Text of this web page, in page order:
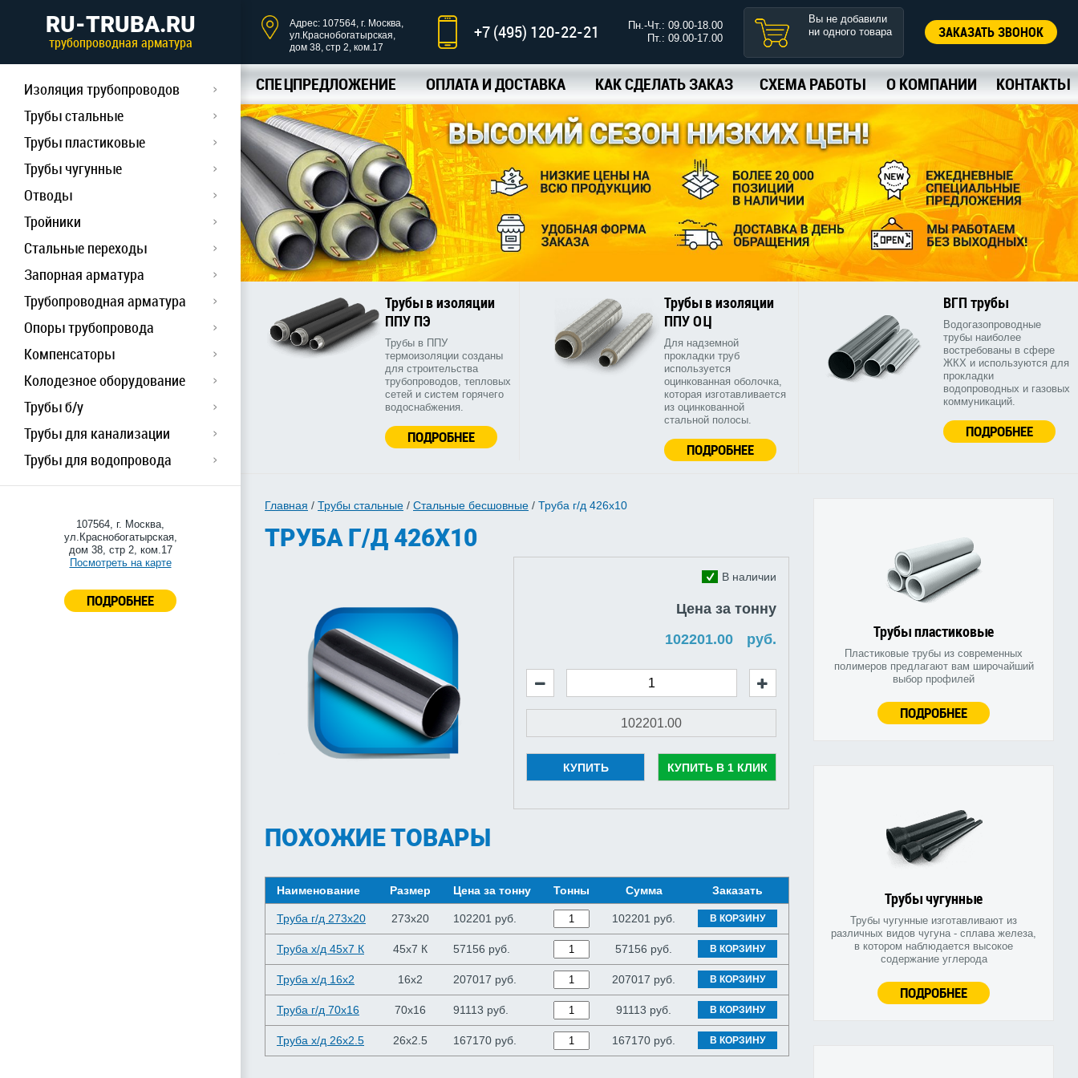
RU-TRUBA.RU
трубопроводная арматура
Изоляция трубопроводов
Трубы стальные
Трубы пластиковые
Трубы чугунные
Отводы
Тройники
Стальные переходы
Запорная арматура
Трубопроводная арматура
Опоры трубопровода
Компенсаторы
Колодезное оборудование
Трубы б/у
Трубы для канализации
Трубы для водопровода
107564, г. Москва,
ул.Краснобогатырская,
дом 38, стр 2, ком.17
Посмотреть на карте
ПОДРОБНЕЕ
Адрес: 107564, г. Москва,
ул.Краснобогатырская,
дом 38, стр 2, ком.17
+7 (495) 120-22-21
Пн.-Чт.: 09.00-18.00
Пт.: 09.00-17.00
Вы не добавили
ни одного товара
ЗАКАЗАТЬ ЗВОНОК
СПЕЦПРЕДЛОЖЕНИЕ ОПЛАТА И ДОСТАВКА КАК СДЕЛАТЬ ЗАКАЗ СХЕМА РАБОТЫ О КОМПАНИИ КОНТАКТЫ
Трубы в изоляции
ППУ ПЭ
Трубы в ППУ
термоизоляции созданы
для строительства
трубопроводов, тепловых
сетей и систем горячего
водоснабжения.
ПОДРОБНЕЕ
Трубы в изоляции
ППУ ОЦ
Для надземной
прокладки труб
используется
оцинкованная оболочка,
которая изготавливается
из оцинкованной
стальной полосы.
ПОДРОБНЕЕ
ВГП трубы
Водогазопроводные
трубы наиболее
востребованы в сфере
ЖКХ и используются для
прокладки
водопроводных и газовых
коммуникаций.
ПОДРОБНЕЕ
Трубы пластиковые
Пластиковые трубы из современных
полимеров предлагают вам широчайший
выбор профилей
ПОДРОБНЕЕ
Трубы чугунные
Трубы чугунные изготавливают из
различных видов чугуна - сплава железа,
в котором наблюдается высокое
содержание углерода
ПОДРОБНЕЕ
Главная / Трубы стальные / Стальные бесшовные / Труба г/д 426x10
ТРУБА Г/Д 426X10
В наличии
Цена за тонну
руб.
КУПИТЬ КУПИТЬ В 1 КЛИК
ПОХОЖИЕ ТОВАРЫ
Наименование Размер Цена за тонну Тонны Сумма Заказать
Труба г/д 273x20 273x20 102201 руб. 102201 руб. В КОРЗИНУ
Труба х/д 45x7 К 45x7 К 57156 руб. 57156 руб. В КОРЗИНУ
Труба х/д 16x2 16x2 207017 руб. 207017 руб. В КОРЗИНУ
Труба г/д 70x16 70x16 91113 руб. 91113 руб. В КОРЗИНУ
Труба х/д 26x2.5 26x2.5 167170 руб. 167170 руб. В КОРЗИНУ